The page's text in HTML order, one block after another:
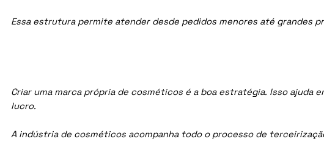
Essa estrutura permite atender desde pedidos menores até grandes
Criar uma marca própria de cosméticos é a boa estratégia. Isso ajuda
lucro.
A indústria de cosméticos acompanha todo o processo de